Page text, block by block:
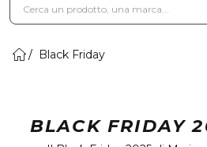
Black Friday
BLACK FRIDAY